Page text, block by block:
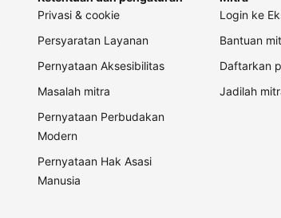
Privasi & cookie
Persyaratan Layanan
Pernyataan Aksesibilitas
Masalah mitra
Pernyataan Perbudakan
Modern
Pernyataan Hak Asasi
Manusia
Login ke
Bantuan
Daftarkan
Jadilah